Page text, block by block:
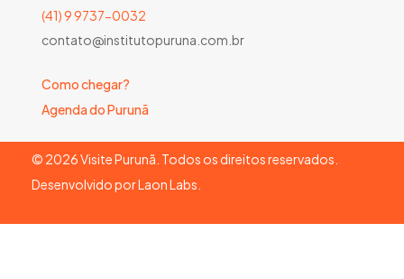
(41) 9 9737-0032
contato@institutopuruna.com.br
Como chegar?
Agenda do Purunã
© 2026Visite Purunã. Todos os direitos reservados.
Desenvolvido porLaon Labs